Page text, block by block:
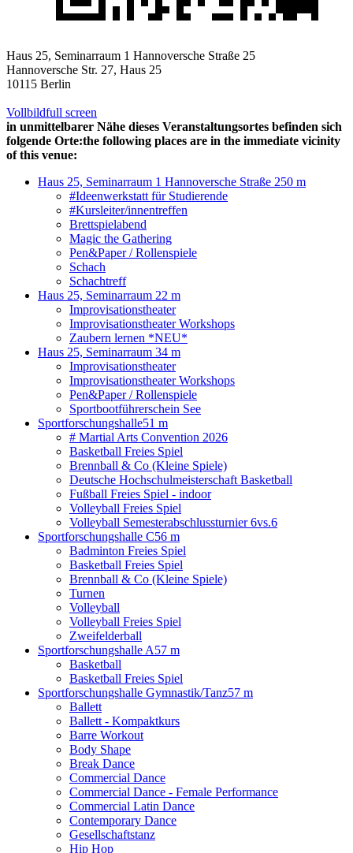
Haus 25, Seminarraum 1 Hannoversche Straße 25
Hannoversche Str. 27, Haus 25
10115 Berlin
Vollbildfull screen
in unmittelbarer Nähe dieses Veranstaltungsortes befinden sich
folgende Orte:the following places are in the immediate vicinity
of this venue:
Haus 25, Seminarraum 1 Hannoversche Straße 250 m
#Ideenwerkstatt für Studierende
#Kursleiter/innentreffen
Brettspielabend
Magic the Gathering
Pen&Paper / Rollenspiele
Schach
Schachtreff
Haus 25, Seminarraum 22 m
Improvisationstheater
Improvisationstheater Workshops
Zaubern lernen *NEU*
Haus 25, Seminarraum 34 m
Improvisationstheater
Improvisationstheater Workshops
Pen&Paper / Rollenspiele
Sportbootführerschein See
Sportforschungshalle51 m
# Martial Arts Convention 2026
Basketball Freies Spiel
Brennball & Co (Kleine Spiele)
Deutsche Hochschulmeisterschaft Basketball
Fußball Freies Spiel - indoor
Volleyball Freies Spiel
Volleyball Semesterabschlussturnier 6vs.6
Sportforschungshalle C56 m
Badminton Freies Spiel
Basketball Freies Spiel
Brennball & Co (Kleine Spiele)
Turnen
Volleyball
Volleyball Freies Spiel
Zweifelderball
Sportforschungshalle A57 m
Basketball
Basketball Freies Spiel
Sportforschungshalle Gymnastik/Tanz57 m
Ballett
Ballett - Kompaktkurs
Barre Workout
Body Shape
Break Dance
Commercial Dance
Commercial Dance - Female Performance
Commercial Latin Dance
Contemporary Dance
Gesellschaftstanz
Hip Hop